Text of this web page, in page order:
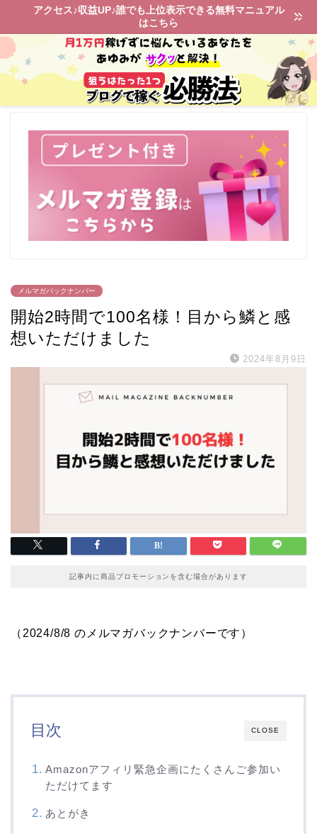
アクセス♪収益UP♪誰でも上位表示できる無料マニュアル
はこちら
メルマガバックナンバー
開始2時間で100名様！目から鱗と感
想いただけました
2024年8月9日
記事内に商品プロモーションを含む場合があります
（2024/8/8 のメルマガバックナンバーです）
CLOSE
目次
Amazonアフィリ緊急企画にたくさんご参加い
ただけてます
あとがき